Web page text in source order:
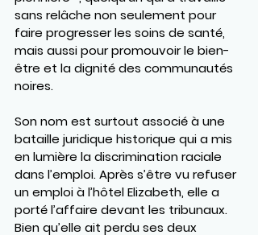
sans relâche non seulement pour
faire progresser les soins de santé,
mais aussi pour promouvoir le bien-
être et la dignité des communautés
noires.
Son nom est surtout associé à une
bataille juridique historique qui a mis
en lumière la discrimination raciale
dans l’emploi. Après s’être vu refuser
un emploi à l’hôtel Elizabeth, elle a
porté l’affaire devant les tribunaux.
Bien qu’elle ait perdu ses deux